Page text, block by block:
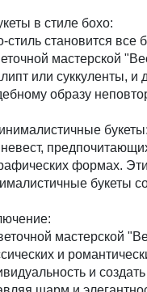
в стиле бохо:
стиль становится
мастерской
или суккуленты,
образу
букеты:
формах.
букеты
мастерской
и
и